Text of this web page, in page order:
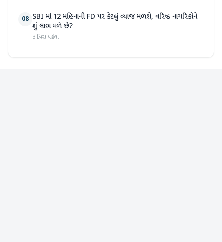
08 SBI માં 12 મહિનાની FD પર કેટલું વ્યાજ મળશે, વરિષ્ઠ નાગરિકોને
શું લાભ મળે છે?
3 દિવસ પહેલા